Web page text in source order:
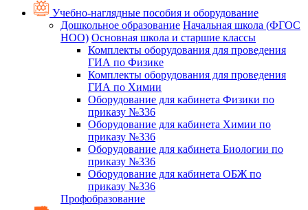
Учебно-наглядные пособия и оборудование
Дошкольное образование Начальная школа (ФГОС
НОО) Основная школа и старшие классы
Комплекты оборудования для проведения
ГИА по Физике
Комплекты оборудования для проведения
ГИА по Химии
Оборудование для кабинета Физики по
приказу №336
Оборудование для кабинета Химии по
приказу №336
Оборудование для кабинета Биологии по
приказу №336
Оборудование для кабинета ОБЖ по
приказу №336
Профобразование